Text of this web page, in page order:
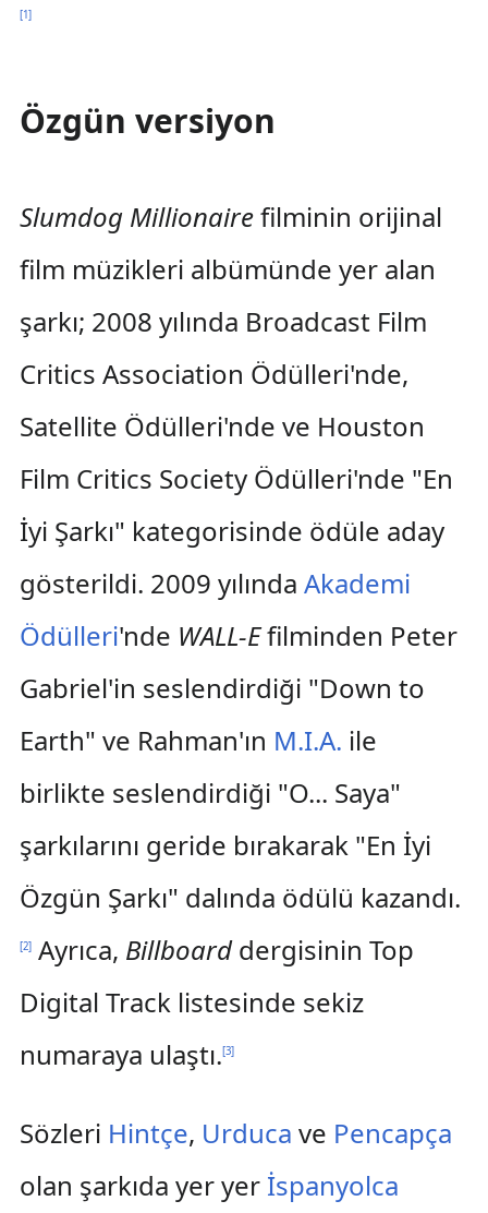
[1]
Özgün versiyon
Slumdog Millionairefilminin orijinal
film müzikleri albümünde yer alan
şarkı; 2008 yılında Broadcast Film
Critics Association Ödülleri'nde,
Satellite Ödülleri'nde ve Houston
Film Critics Society Ödülleri'nde "En
İyi Şarkı" kategorisinde ödüle aday
gösterildi. 2009 yılında Akademi
Ödülleri'nde WALL-Efilminden Peter
Gabriel'in seslendirdiği "Down to
Earth" ve Rahman'ın M.I.A. ile
birlikte seslendirdiği "O... Saya"
şarkılarını geride bırakarak "En İyi
Özgün Şarkı" dalında ödülü kazandı.
[2]Ayrıca, Billboarddergisinin Top
Digital Track listesinde sekiz
numaraya ulaştı.[3]
Sözleri Hintçe, Urduca ve Pencapça
olan şarkıda yer yer İspanyolca